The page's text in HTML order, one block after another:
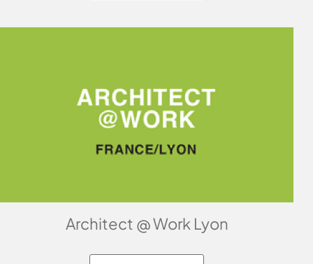
Architect @ Work Lyon